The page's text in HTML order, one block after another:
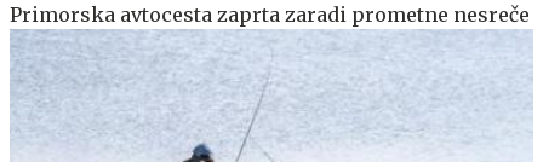
Primorska avtocesta zaprta zaradi prometne nesreče